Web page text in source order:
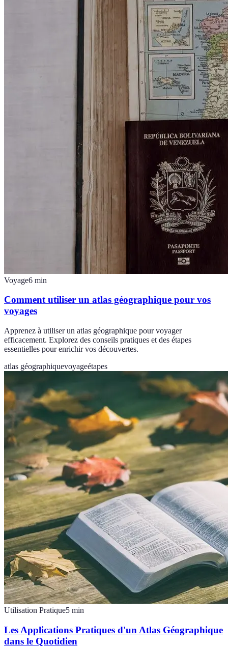
Voyage6 min
Comment utiliser un atlas géographique pour vos
voyages
Apprenez à utiliser un atlas géographique pour voyager
efficacement. Explorez des conseils pratiques et des étapes
essentielles pour enrichir vos découvertes.
atlas géographiquevoyageétapes
Utilisation Pratique5 min
Les Applications Pratiques d'un Atlas Géographique
dans le Quotidien